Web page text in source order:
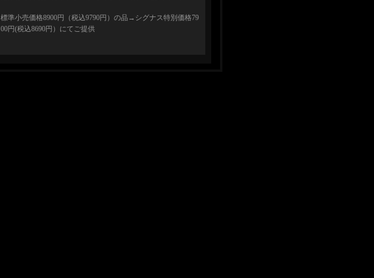
標準小売価格8900円（税込9790円）の品→シグナス特別価格79
00円(税込8690円）にてご提供